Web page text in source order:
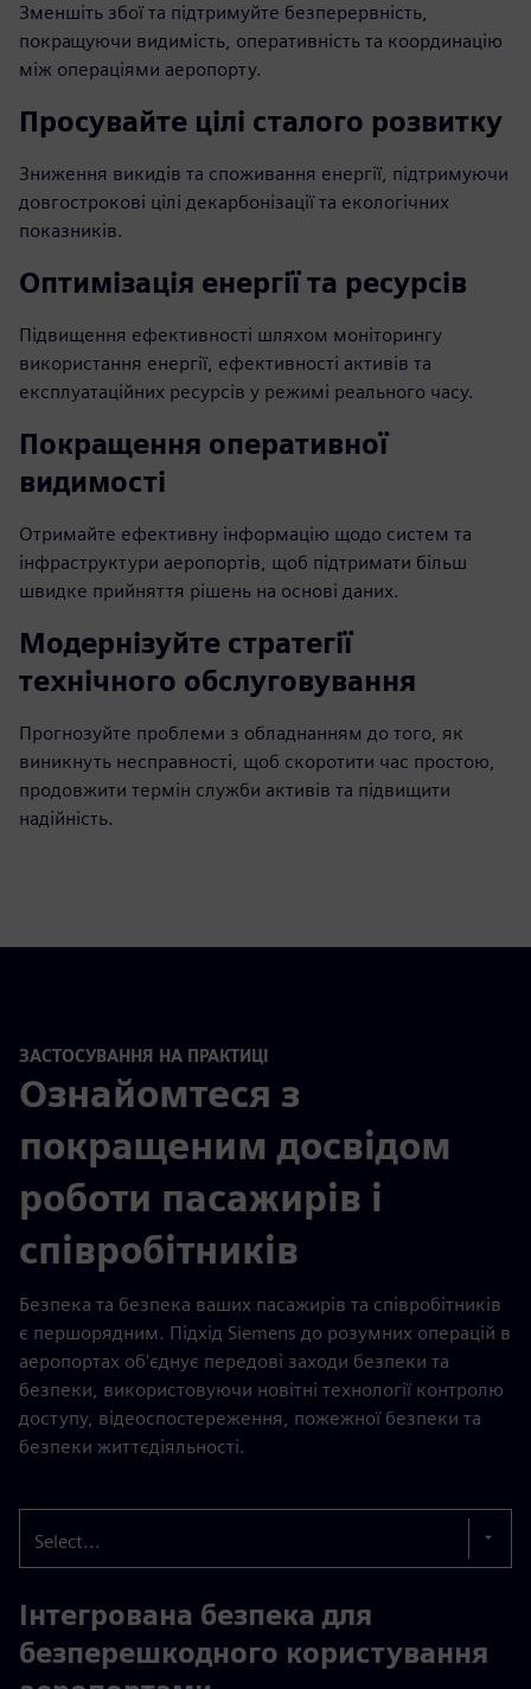
Зменшіть збої та підтримуйте безперервність,
покращуючи видимість, оперативність та координацію
між операціями аеропорту.
Просувайте цілі сталого розвитку
Зниження викидів та споживання енергії, підтримуючи
довгострокові цілі декарбонізації та екологічних
показників.
Оптимізація енергії та ресурсів
Підвищення ефективності шляхом моніторингу
використання енергії, ефективності активів та
експлуатаційних ресурсів у режимі реального часу.
Покращення оперативної
видимості
Отримайте ефективну інформацію щодо систем та
інфраструктури аеропортів, щоб підтримати більш
швидке прийняття рішень на основі даних.
Модернізуйте стратегії
технічного обслуговування
Прогнозуйте проблеми з обладнанням до того, як
виникнуть несправності, щоб скоротити час простою,
продовжити термін служби активів та підвищити
надійність.
ЗАСТОСУВАННЯ НА ПРАКТИЦІ
Ознайомтеся з
покращеним досвідом
роботи пасажирів і
співробітників
Безпека та безпека ваших пасажирів та співробітників
є першорядним. Підхід Siemens до розумних операцій в
аеропортах об'єднує передові заходи безпеки та
безпеки, використовуючи новітні технології контролю
доступу, відеоспостереження, пожежної безпеки та
безпеки життєдіяльності.
Select...
Інтегрована безпека для
безперешкодного користування